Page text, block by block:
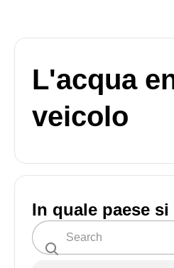
L'acqua
veicolo
In quale paese